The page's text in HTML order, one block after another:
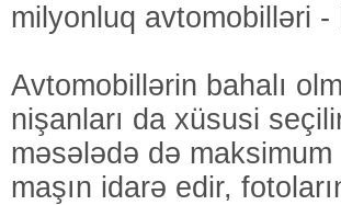
milyonluq avtomobilləri -
Avtomobillərin bahalı
nişanları da xüsusi
məsələdə də
maşın idarə edir,